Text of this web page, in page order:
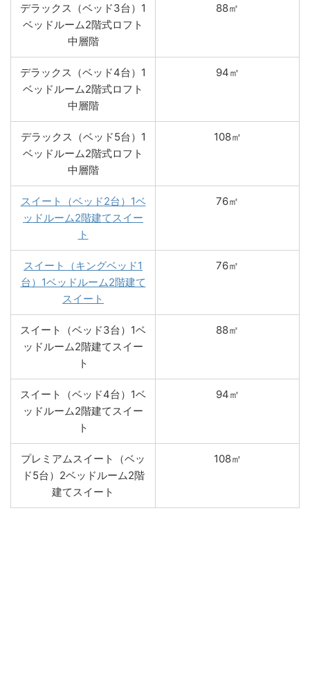
デラックス（ベッド3台）1
ベッドルーム2階式ロフト
中層階
88㎡
デラックス（ベッド4台）1
ベッドルーム2階式ロフト
中層階
94㎡
デラックス（ベッド5台）1
ベッドルーム2階式ロフト
中層階
108㎡
スイート（ベッド2台）1ベ
ッドルーム2階建てスイー
ト
76㎡
スイート（キングベッド1
台）1ベッドルーム2階建て
スイート
76㎡
スイート（ベッド3台）1ベ
ッドルーム2階建てスイー
ト
88㎡
スイート（ベッド4台）1ベ
ッドルーム2階建てスイー
ト
94㎡
プレミアムスイート（ベッ
ド5台）2ベッドルーム2階
建てスイート
108㎡